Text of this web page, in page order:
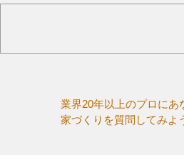
業界20年以上のプロにあ
家づくりを質問してみよ